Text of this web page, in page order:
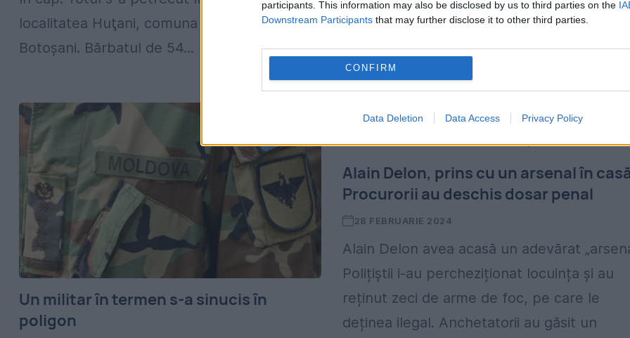
participants. This information may also be disclosed by us to third parties on the
Downstream Participants that may further disclose it to other third parties.
CONFIRM
Data Deletion Data Access Privacy Policy
localitatea Huţani, comuna Vlădeni, judeţul
Botoşani. Bărbatul de 54...
Atlantice (NATO). Potrivit informațiilor, cel
puțin nouă persoane au fost rănite.
a declanșat o...
Un militar în termen s-a sinucis în
poligon
Alain Delon, prins cu un arsenal în
Procurorii au deschis dosar penal
28 FEBRUARIE 2024
Alain Delon avea acasă un adevărat
Polițiștii i-au percheziționat locuința și au
reținut zeci de arme de foc, pe care le
deținea ilegal. Anchetatorii au găsit un